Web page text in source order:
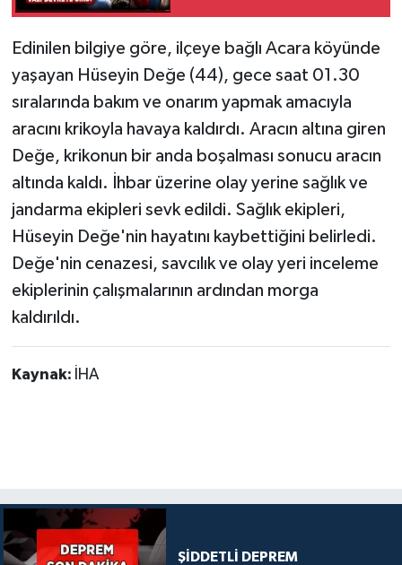
Edinilen bilgiye göre, ilçeye bağlı Acara köyünde
yaşayan Hüseyin Değe (44), gece saat 01.30
sıralarında bakım ve onarım yapmak amacıyla
aracını krikoyla havaya kaldırdı. Aracın altına giren
Değe, krikonun bir anda boşalması sonucu aracın
altında kaldı. İhbar üzerine olay yerine sağlık ve
jandarma ekipleri sevk edildi. Sağlık ekipleri,
Hüseyin Değe'nin hayatını kaybettiğini belirledi.
Değe'nin cenazesi, savcılık ve olay yeri inceleme
ekiplerinin çalışmalarının ardından morga
kaldırıldı.
Kaynak: İHA
ŞİDDETLİ DEPREM